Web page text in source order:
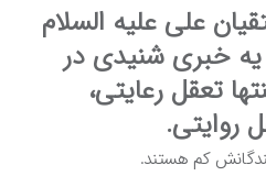
علی علیه السلام
خبری شنیدی در
تعقل رعایتی،
کم هستند.